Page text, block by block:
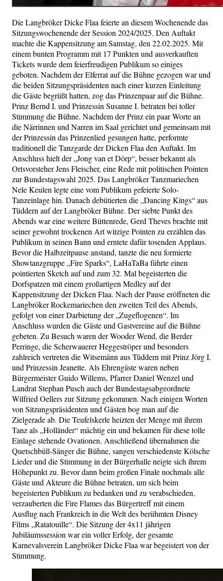
Die Langbröker Dicke Flaa feierte an diesem Wochenende das
Sitzungswochenende der Session 2024/2025. Den Auftakt
machte die Kappensitzung am Samstag, den 22.02.2025. Mit
einem bunten Programm mit 17 Punkten und ausverkauften
Tickets wurde dem feierfreudigen Publikum so einiges
geboten. Nachdem der Elferrat auf die Bühne gezogen war und
die beiden Sitzungspräsidenten nach einer kurzen Einleitung
die Gäste begrüßt hatten, zog das Prinzenpaar auf die Bühne.
Prinz Bernd I. und Prinzessin Susanne I. betraten bei toller
Stimmung die Bühne. Nachdem der Prinz ein paar Worte an
die Närrinnen und Narren im Saal gerichtet und gemeinsam mit
der Prinzessin das Prinzenlied gesungen hatte, performte
traditionell die Tanzgarde der Dicken Flaa den Auftakt. Im
Anschluss hielt der „Jong van et Dörp“, besser bekannt als
Ortsvorsteher Jens Fleischer, eine Rede mit politischen Pointen
zur Bundestagswahl 2025. Das Langbröker Tanzmariechen
Nele Keulen legte eine vom Publikum gefeierte Solo-
Tanzeinlage hin. Danach debütierten die „Dancing Kings“ aus
Tüddern auf der Langbröker Bühne. Der siebte Punkt des
Abends war eine weitere Büttenrede, Gerd Theves brachte mit
seiner gewohnt trockenen Art witzige Pointen zu erzählen das
Publikum in seinen Bann und erntete dafür tosenden Applaus.
Bevor die Halbzeitpause anstand, tanzte die neu formierte
Showtanzgruppe „Fire Sparks“, LaHaTaBa führte einen
pointierten Sketch auf und zum 32. Mal begeisterten die
Dorfspatzen mit einem großartigen Medley auf der
Kappensitzung der Dicken Flaa. Nach der Pause eröffneten die
Langbröker Rockemariechen den zweiten Teil des Abends,
gefolgt von einer Darbietung der „Zugeflogenen“. Im
Anschluss wurden die Gäste und Gastvereine auf die Bühne
gebeten. Zu Besuch waren der Wooder Wend, die Berder
Perringe, die Scherwauerer Heggeströper und besonders
zahlreich vertreten die Witsemänn aus Tüddern mit Prinz Jörg I.
und Prinzessin Jeanette. Als Ehrengäste waren neben
Bürgermeister Guido Willems, Pfarrer Daniel Wenzel und
Landrat Stephan Pusch auch der Bundestagsabgeordnete
Wilfried Oellers zur Sitzung gekommen. Nach einigen Worten
von Sitzungspräsidenten und Gästen bog man auf die
Zielgerade ab. Die Teufelskerle heizten der Menge mit ihrem
Tanz als „Holländer“ mächtig ein und bekamen für diese tolle
Einlage stehende Ovationen. Anschließend übernahmen die
Quetschbüll-Sänger die Bühne, sangen verschiedenste Kölsche
Lieder und die Stimmung in der Bürgerhalle neigte sich ihrem
Höhepunkt zu. Bevor dann beim großen Finale nochmals alle
Gäste und Akteure die Bühne betraten, um sich beim
begeisterten Publikum zu bedanken und zu verabschieden,
verzauberten die Fire Flames das Bürgertreff mit einem
Ausflug nach Frankreich in die Welt des berühmten Disney
Films „Ratatouille“. Die Sitzung der 4x11 jährigen
Jubiläumssession war ein voller Erfolg, der gesamte
Karnevalsverein Langbröker Dicke Flaa war begeistert von der
Stimmung.